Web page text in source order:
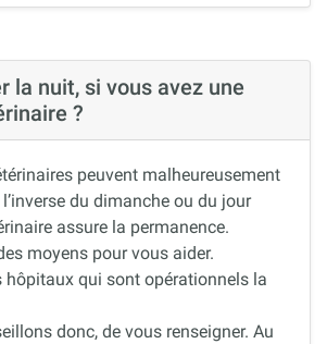
la nuit, si vous avez une
?
peuvent malheureusement
du dimanche ou du jour
assure la permanence.
moyens pour vous aider.
hôpitaux qui sont opérationnels la
donc, de vous renseigner. Au